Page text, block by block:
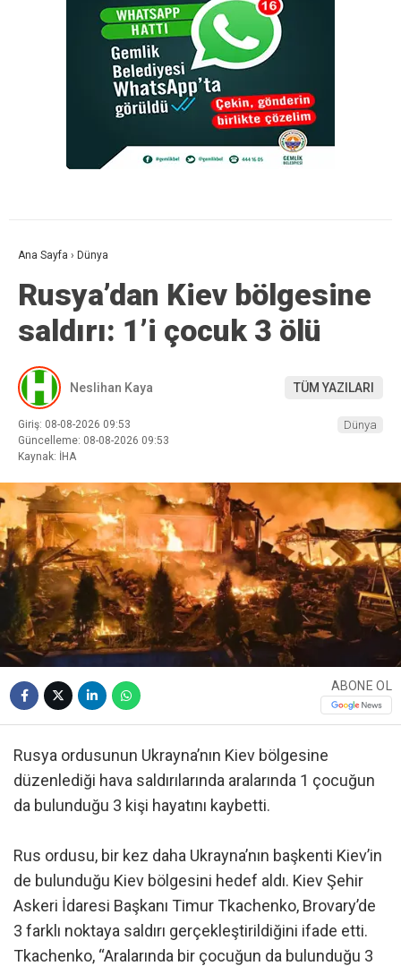
Ana Sayfa › Dünya
Rusya’dan Kiev bölgesine
saldırı: 1’i çocuk 3 ölü
Neslihan Kaya TÜM YAZILARI
Giriş: 08-08-2026 09:53
Güncelleme: 08-08-2026 09:53
Kaynak: İHA
Dünya
ABONE OL
Rusya ordusunun Ukrayna’nın Kiev bölgesine
düzenlediği hava saldırılarında aralarında 1 çocuğun
da bulunduğu 3 kişi hayatını kaybetti.
Rus ordusu, bir kez daha Ukrayna’nın başkenti Kiev’in
de bulunduğu Kiev bölgesini hedef aldı. Kiev Şehir
Askeri İdaresi Başkanı Timur Tkachenko, Brovary’de
3 farklı noktaya saldırı gerçekleştirildiğini ifade etti.
Tkachenko, “Aralarında bir çocuğun da bulunduğu 3